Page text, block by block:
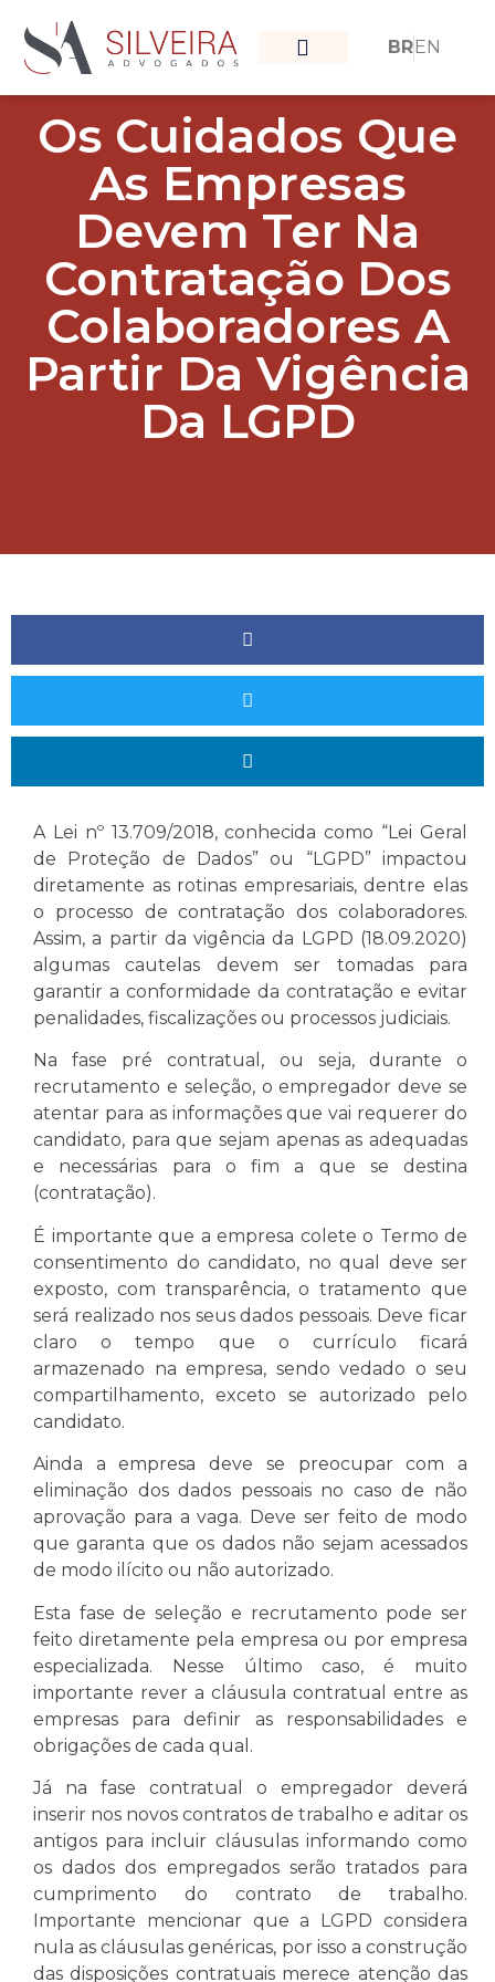
BREN
Os Cuidados Que
As Empresas
Devem Ter Na
Contratação Dos
Colaboradores A
Partir Da Vigência
Da LGPD
A Lei nº 13.709/2018, conhecida como “Lei Geral
de Proteção de Dados” ou “LGPD” impactou
diretamente as rotinas empresariais, dentre elas
o processo de contratação dos colaboradores.
Assim, a partir da vigência da LGPD (18.09.2020)
algumas cautelas devem ser tomadas para
garantir a conformidade da contratação e evitar
penalidades, fiscalizações ou processos judiciais.
Na fase pré contratual, ou seja, durante o
recrutamento e seleção, o empregador deve se
atentar para as informações que vai requerer do
candidato, para que sejam apenas as adequadas
e necessárias para o fim a que se destina
(contratação).
É importante que a empresa colete o Termo de
consentimento do candidato, no qual deve ser
exposto, com transparência, o tratamento que
será realizado nos seus dados pessoais. Deve ficar
claro o tempo que o currículo ficará
armazenado na empresa, sendo vedado o seu
compartilhamento, exceto se autorizado pelo
candidato.
Ainda a empresa deve se preocupar com a
eliminação dos dados pessoais no caso de não
aprovação para a vaga. Deve ser feito de modo
que garanta que os dados não sejam acessados
de modo ilícito ou não autorizado.
Esta fase de seleção e recrutamento pode ser
feito diretamente pela empresa ou por empresa
especializada. Nesse último caso, é muito
importante rever a cláusula contratual entre as
empresas para definir as responsabilidades e
obrigações de cada qual.
Já na fase contratual o empregador deverá
inserir nos novos contratos de trabalho e aditar os
antigos para incluir cláusulas informando como
os dados dos empregados serão tratados para
cumprimento do contrato de trabalho.
Importante mencionar que a LGPD considera
nula as cláusulas genéricas, por isso a construção
das disposições contratuais merece atenção das